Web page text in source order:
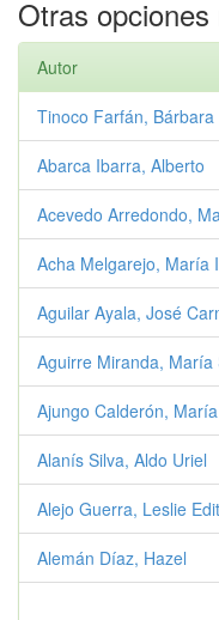
Otras
Autor
Tinoco Farfán, Bárbara
Abarca Ibarra, Alberto
Acevedo Arredondo,
Acha Melgarejo, María
Aguilar Ayala, José
Aguirre Miranda, María
Ajungo Calderón,
Alanís Silva, Aldo Uriel
Alejo Guerra, Leslie
Alemán Díaz, Hazel